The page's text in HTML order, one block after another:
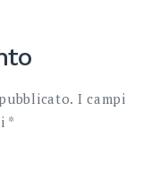
I campi
*